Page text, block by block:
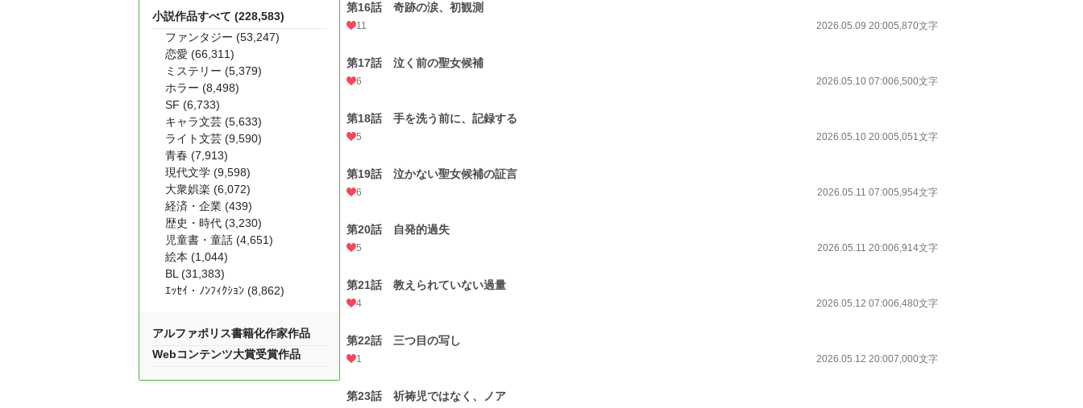
第16話 奇跡の涙、初観測
11 2026.05.09 20:005,870文字
第17話 泣く前の聖女候補
6 2026.05.10 07:006,500文字
第18話 手を洗う前に、記録する
5 2026.05.10 20:005,051文字
第19話 泣かない聖女候補の証言
6 2026.05.11 07:005,954文字
第20話 自発的過失
5 2026.05.11 20:006,914文字
第21話 教えられていない過量
4 2026.05.12 07:006,480文字
第22話 三つ目の写し
1 2026.05.12 20:007,000文字
第23話 祈祷児ではなく、ノア
小説作品すべて (228,583)
ファンタジー (53,247)
恋愛 (66,311)
ミステリー (5,379)
ホラー (8,498)
SF (6,733)
キャラ文芸 (5,633)
ライト文芸 (9,590)
青春 (7,913)
現代文学 (9,598)
大衆娯楽 (6,072)
経済・企業 (439)
歴史・時代 (3,230)
児童書・童話 (4,651)
絵本 (1,044)
BL (31,383)
ｴｯｾｲ・ﾉﾝﾌｨｸｼｮﾝ (8,862)
アルファポリス書籍化作家作品
Webコンテンツ大賞受賞作品